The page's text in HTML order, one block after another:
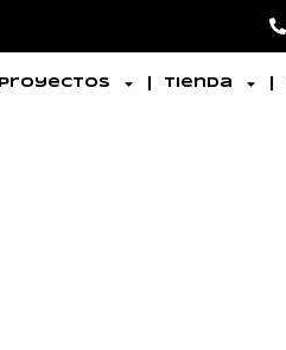
Proyectos Tienda